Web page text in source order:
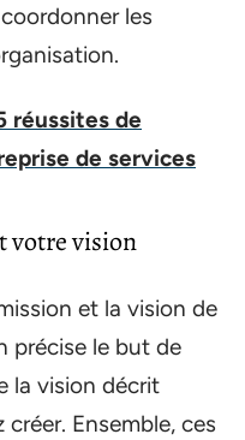
les
réussites de
de services
votre vision
et la vision de
précise le but de
la vision décrit
créer. Ensemble, ces